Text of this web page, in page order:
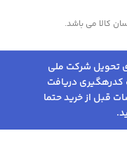
بین 2 تا 3 روز کاری تحویل شرکت ملی
دریافت
قبل از خرید حتما
کالا می باشد.
👇
–
انتخاب
گزینه